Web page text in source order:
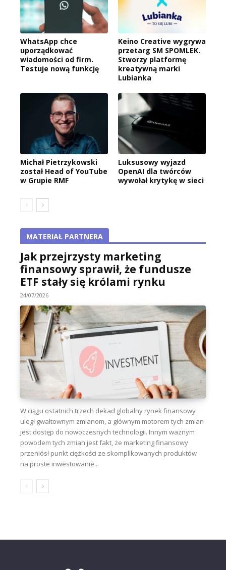
WhatsApp chce
uporządkować
wiadomości od firm.
Testuje nową funkcję
Keino Creative wygrywa
przetarg SM SPOMLEK.
Stworzy platformę
kreatywną marki
Lubianka
Michał Pietrzykowski
został Head of YouTube
w Grupie RMF
Luksusowy wyjazd
OpenAI dla twórców
wywołał krytykę w sieci
MATERIAŁ PARTNERA
Jak przejrzysty marketing
finansowy sprawił, że fundusze
ETF stały się królami rynku
24/07/2026
W ciągu ostatnich trzech dekad globalny rynek finansowy
uległ gwałtownym zmianom, a głównym motorem tych zmian
jest dostęp do nowoczesnych technologii. Innym ważnym
powodem tych zmian jest fakt, że marketing finansowy
przeniósł punkt ciężkości ze skomplikowanych produktów
na proste inwestowanie...